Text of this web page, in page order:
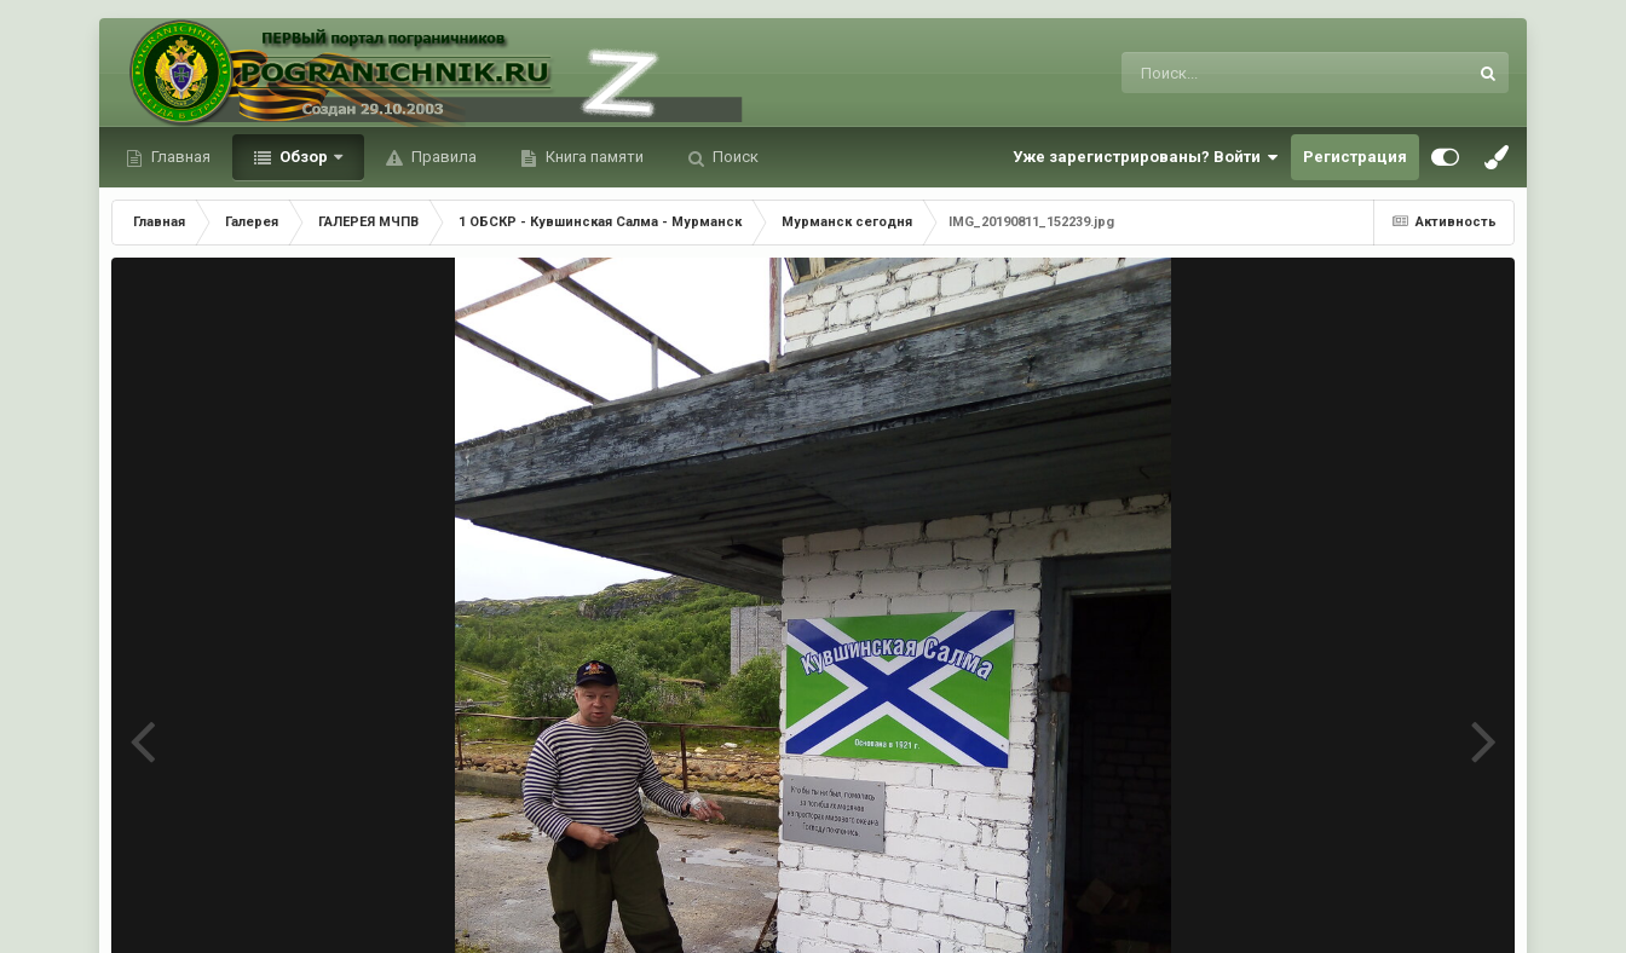
Главная Обзор Правила Книга памяти Поиск Уже зарегистрированы? Войти Регистрация
Активность
Главная Галерея ГАЛЕРЕЯ МЧПВ 1 ОБСКР - Кувшинская Салма - Мурманск Мурманск сегодня IMG_20190811_152239.jpg